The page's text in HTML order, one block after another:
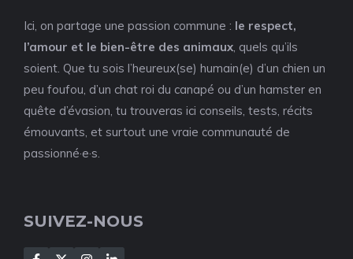
Ici, on partage une passion commune : le respect,
l’amour et le bien-être des animaux, quels qu’ils
soient. Que tu sois l’heureux(se) humain(e) d’un chien un
peu foufou, d’un chat roi du canapé ou d’un hamster en
quête d’évasion, tu trouveras ici conseils, tests, récits
émouvants, et surtout une vraie communauté de
passionné·e·s.
SUIVEZ-NOUS